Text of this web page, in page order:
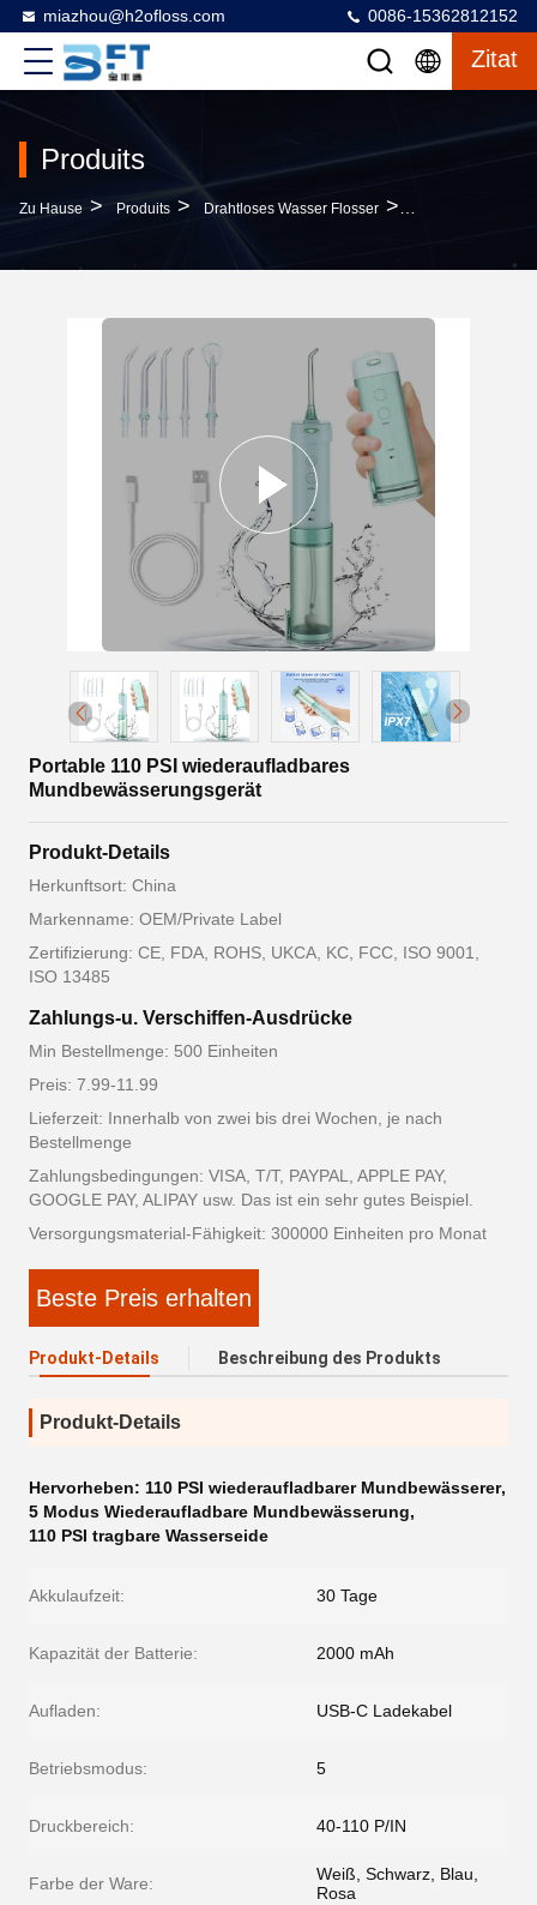
miazhou@h2ofloss.com 0086-15362812152
Zitat
Produits
Zu Hause > Produits > Drahtloses Wasser Flosser >
Portable 110 PSI wiederaufladbares
Mundbewässerungsgerät
Produkt-Details
Herkunftsort: China
Markenname: OEM/Private Label
Zertifizierung: CE, FDA, ROHS, UKCA, KC, FCC, ISO 9001,
ISO 13485
Zahlungs-u. Verschiffen-Ausdrücke
Min Bestellmenge: 500 Einheiten
Preis: 7.99-11.99
Lieferzeit: Innerhalb von zwei bis drei Wochen, je nach
Bestellmenge
Zahlungsbedingungen: VISA, T/T, PAYPAL, APPLE PAY,
GOOGLE PAY, ALIPAY usw. Das ist ein sehr gutes Beispiel.
Versorgungsmaterial-Fähigkeit: 300000 Einheiten pro Monat
Beste Preis erhalten
Produkt-Details Beschreibung des Produkts
Produkt-Details
Hervorheben: 110 PSI wiederaufladbarer Mundbewässerer,
5 Modus Wiederaufladbare Mundbewässerung,
110 PSI tragbare Wasserseide
Akkulaufzeit: 30 Tage
Kapazität der Batterie: 2000 mAh
Aufladen: USB-C Ladekabel
Betriebsmodus: 5
Druckbereich: 40-110 P/IN
Farbe der Ware:
Weiß, Schwarz, Blau,
Rosa